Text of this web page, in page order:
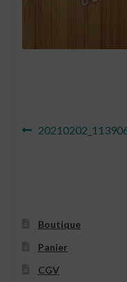
Article
Boutique
Panier
CGV